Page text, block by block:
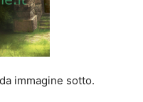
immagine sotto.